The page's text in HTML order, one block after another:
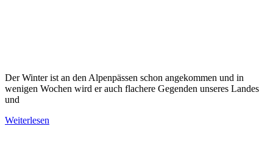
Der Winter ist an den Alpenpässen schon angekommen und in
wenigen Wochen wird er auch flachere Gegenden unseres Landes
und
Weiterlesen